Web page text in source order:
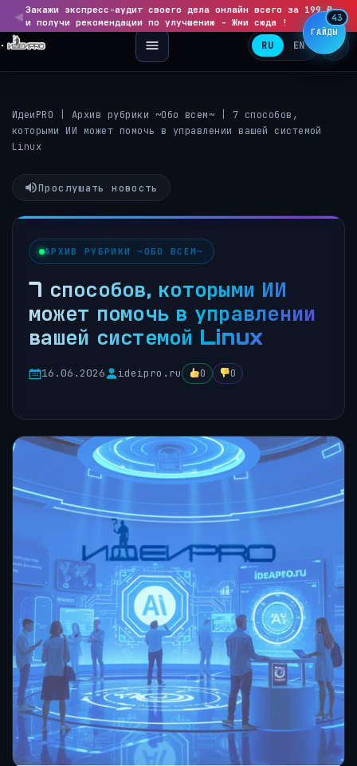
◀
Закажи экспресс-аудит своего дела онлайн всего за 199 ₽
и получи рекомендации по улучшению - Жми сюда !
▶
RU EN
ИдеиPRO Архив рубрики ~Обо всем~
7 способов,
которыми ИИ может помочь в управлении вашей системой
Linux
Прослушать новость
АРХИВ РУБРИКИ ~ОБО ВСЕМ~
7 способов, которыми ИИ
может помочь в управлении
вашей системой Linux
16.06.2026 ideipro.ru 0 0
ГАЙДЫ
43